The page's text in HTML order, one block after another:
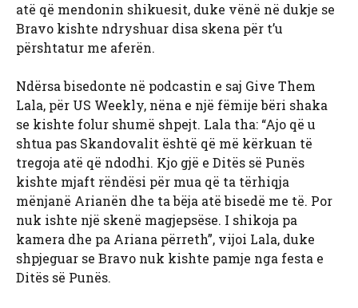
atë që mendonin shikuesit, duke vënë në dukje se
Bravo kishte ndryshuar disa skena për t’u
përshtatur me aferën.
Ndërsa bisedonte në podcastin e saj Give Them
Lala, për US Weekly, nëna e një fëmije bëri shaka
se kishte folur shumë shpejt. Lala tha: “Ajo që u
shtua pas Skandovalit është që më kërkuan të
tregoja atë që ndodhi. Kjo gjë e Ditës së Punës
kishte mjaft rëndësi për mua që ta tërhiqja
mënjanë Arianën dhe ta bëja atë bisedë me të. Por
nuk ishte një skenë magjepsëse. I shikoja pa
kamera dhe pa Ariana përreth”, vijoi Lala, duke
shpjeguar se Bravo nuk kishte pamje nga festa e
Ditës së Punës.